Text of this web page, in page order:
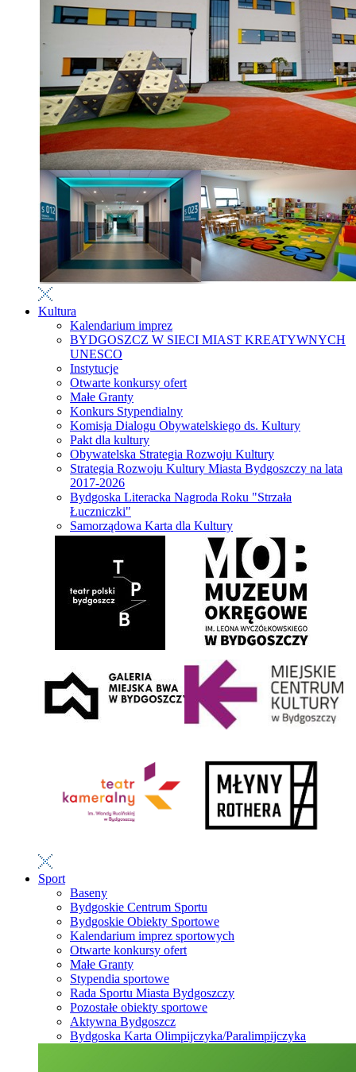
Kultura
Kalendarium imprez
BYDGOSZCZ W SIECI MIAST KREATYWNYCH
UNESCO
Instytucje
Otwarte konkursy ofert
Małe Granty
Konkurs Stypendialny
Komisja Dialogu Obywatelskiego ds. Kultury
Pakt dla kultury
Obywatelska Strategia Rozwoju Kultury
Strategia Rozwoju Kultury Miasta Bydgoszczy na lata
2017-2026
Bydgoska Literacka Nagroda Roku "Strzała
Łuczniczki"
Samorządowa Karta dla Kultury
Sport
Baseny
Bydgoskie Centrum Sportu
Bydgoskie Obiekty Sportowe
Kalendarium imprez sportowych
Otwarte konkursy ofert
Małe Granty
Stypendia sportowe
Rada Sportu Miasta Bydgoszczy
Pozostałe obiekty sportowe
Aktywna Bydgoszcz
Bydgoska Karta Olimpijczyka/Paralimpijczyka